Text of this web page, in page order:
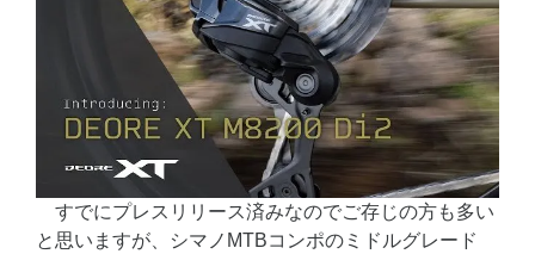
すでにプレスリリース済みなのでご存じの方も多い
と思いますが、シマノMTBコンポのミドルグレード